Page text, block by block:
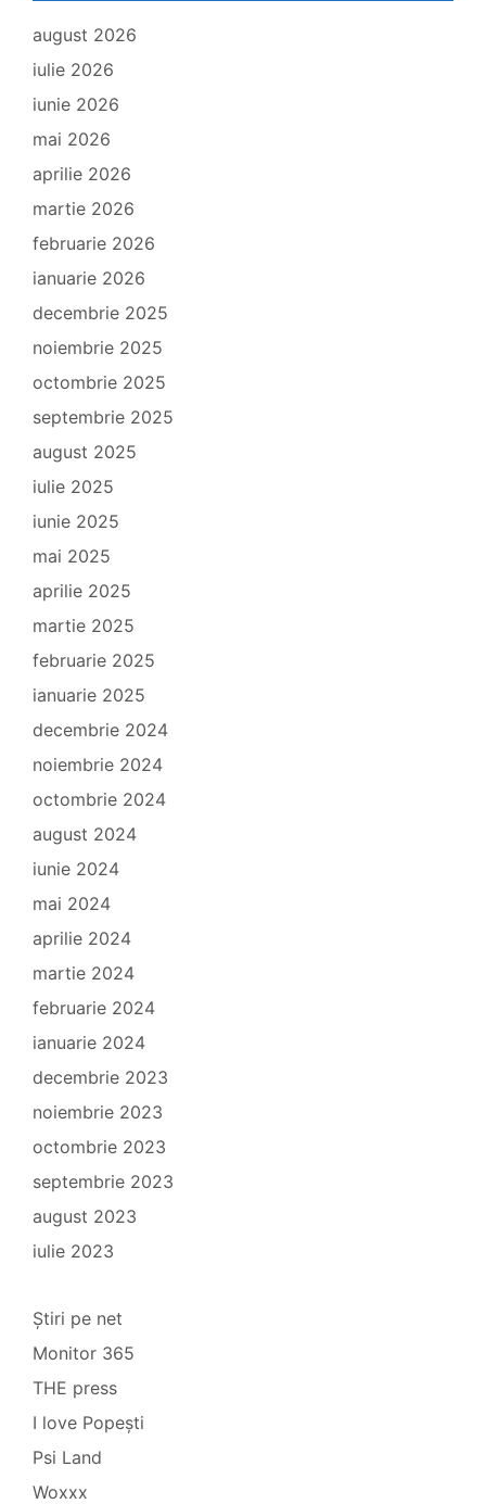
august 2026
iulie 2026
iunie 2026
mai 2026
aprilie 2026
martie 2026
februarie 2026
ianuarie 2026
decembrie 2025
noiembrie 2025
octombrie 2025
septembrie 2025
august 2025
iulie 2025
iunie 2025
mai 2025
aprilie 2025
martie 2025
februarie 2025
ianuarie 2025
decembrie 2024
noiembrie 2024
octombrie 2024
august 2024
iunie 2024
mai 2024
aprilie 2024
martie 2024
februarie 2024
ianuarie 2024
decembrie 2023
noiembrie 2023
octombrie 2023
septembrie 2023
august 2023
iulie 2023
Știri pe net
Monitor 365
THE press
I love Popești
Psi Land
Woxxx